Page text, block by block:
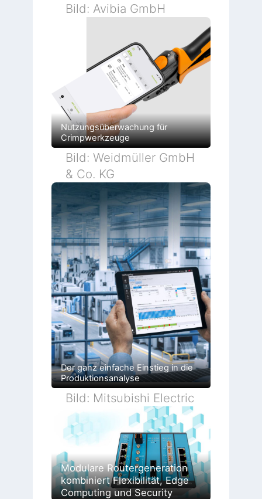
b
r
i
Bild: Avibia GmbH
Nutzungsüberwachung für
Crimpwerkzeuge
Bild: Weidmüller GmbH
& Co. KG
Der ganz einfache Einstieg in die
Produktionsanalyse
Bild: Mitsubishi Electric
Modulare Routergeneration
kombiniert Flexibilität, Edge
Computing und Security